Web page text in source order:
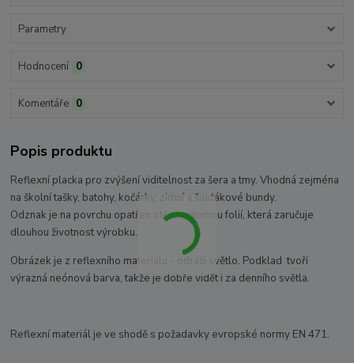
Parametry
Hodnocení 0
Komentáře 0
Popis produktu
Reflexní placka pro zvýšení viditelnost za šera a tmy. Vhodná zejména
na školní tašky, batohy, kočárky, zimní a šusťákové bundy.
Odznak je na povrchu opatřen otěruvzdornou folií, která zaručuje
dlouhou životnost výrobku.
Obrázek je z reflexního materiálu - odráží světlo. Podklad tvoří
výrazná neónová barva, takže je dobře vidět i za denního světla.
Reflexní materiál je ve shodě s požadavky evropské normy EN 471.